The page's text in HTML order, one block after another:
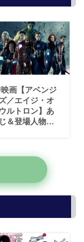
映画【アベンジ
／エイジ・オ
ルトロン】あ
＆登場人物一